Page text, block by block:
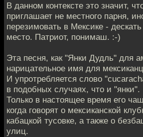
В данном контексте это значит,
приглашает не местного парня,
перезимовать в Мексике -
место. Патриот, понимаш. :-)
Эта песня, как "Янки Дудль" для
нарицательное имя для
И упротребляется слово
в подобных случаях, что и "янки".
Только в настоящее время его
когда говорят о мексиканской
кабацкой тусовке, а также о
улиц.